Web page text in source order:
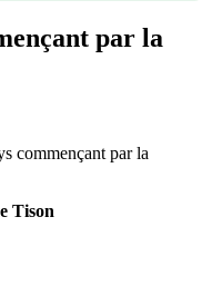
par la
commençant par la
Tison